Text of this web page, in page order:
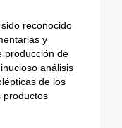
reconocido
y
producción de
análisis
de los
productos